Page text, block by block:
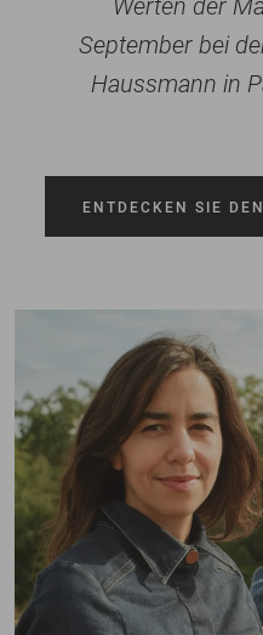
Werten der
September bei
Haussmann in
ENTDECKEN SIE